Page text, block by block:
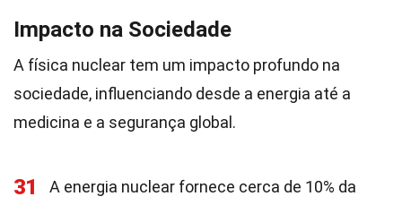
Impacto na Sociedade
A física nuclear tem um impacto profundo na
sociedade, influenciando desde a energia até a
medicina e a segurança global.
31
A energia nuclear fornece cerca de 10% da